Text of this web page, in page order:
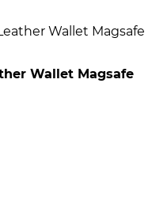
Wallet Magsafe
Wallet Magsafe